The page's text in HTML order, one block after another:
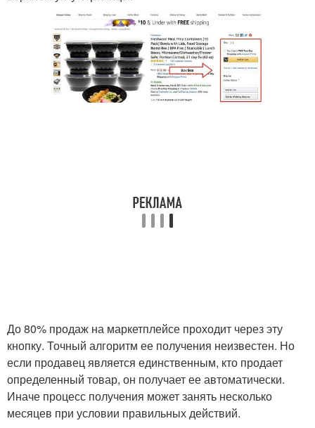
До 80% продаж на маркетплейсе проходит через эту
кнопку. Точный алгоритм ее получения неизвестен. Но
если продавец является единственным, кто продает
определенный товар, он получает ее автоматически.
Иначе процесс получения может занять несколько
месяцев при условии правильных действий.